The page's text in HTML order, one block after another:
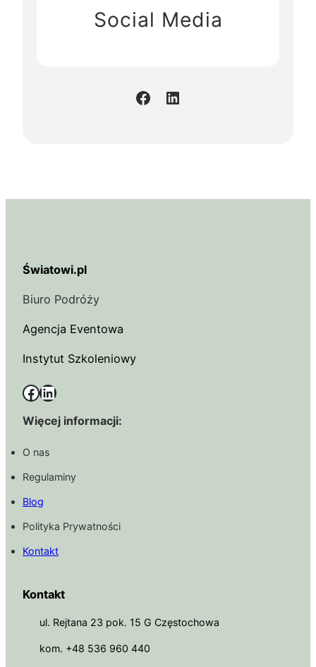
Social Media
Facebook LinkedIn
Światowi.pl
Biuro Podróży
Agencja Eventowa
Instytut Szkoleniowy
Facebook LinkedIn
Więcej informacji:
O nas
Regulaminy
Blog
Polityka Prywatności
Kontakt
Kontakt
ul. Rejtana 23 pok. 15 G Częstochowa
kom. +48 536 960 440